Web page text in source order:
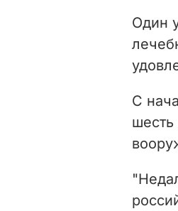
Один
С